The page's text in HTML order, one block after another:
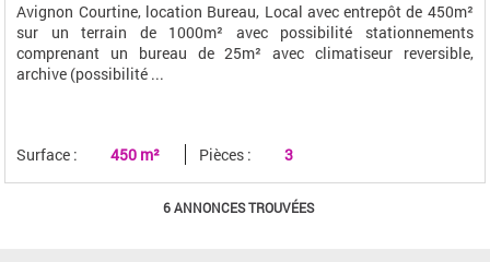
Avignon Courtine, location Bureau, Local avec entrepôt de 450m²
sur un terrain de 1000m² avec possibilité stationnements
comprenant un bureau de 25m² avec climatiseur reversible,
archive (possibilité ...
Surface : 450 m² Pièces : 3
6 ANNONCES TROUVÉES